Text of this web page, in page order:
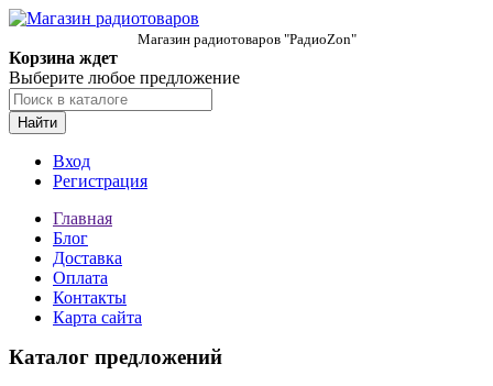
Магазин радиотоваров "РадиоZon"
Корзина ждет
Выберите любое предложение
Найти
Вход
Регистрация
Главная
Блог
Доставка
Оплата
Контакты
Карта сайта
Каталог предложений